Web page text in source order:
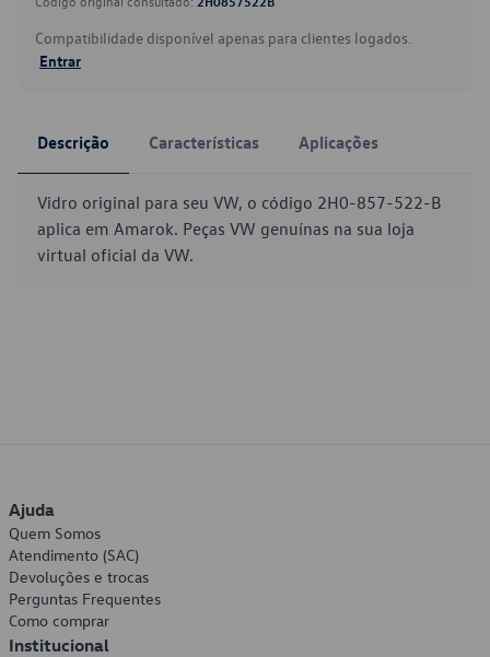
Compatibilidade disponível apenas para clientes logados.
Entrar
Descrição Características Aplicações
Vidro original para seu VW, o código 2H0-857-522-B
aplica em Amarok. Peças VW genuínas na sua loja
virtual oficial da VW.
Ajuda
Quem Somos
Atendimento (SAC)
Devoluções e trocas
Perguntas Frequentes
Como comprar
Institucional